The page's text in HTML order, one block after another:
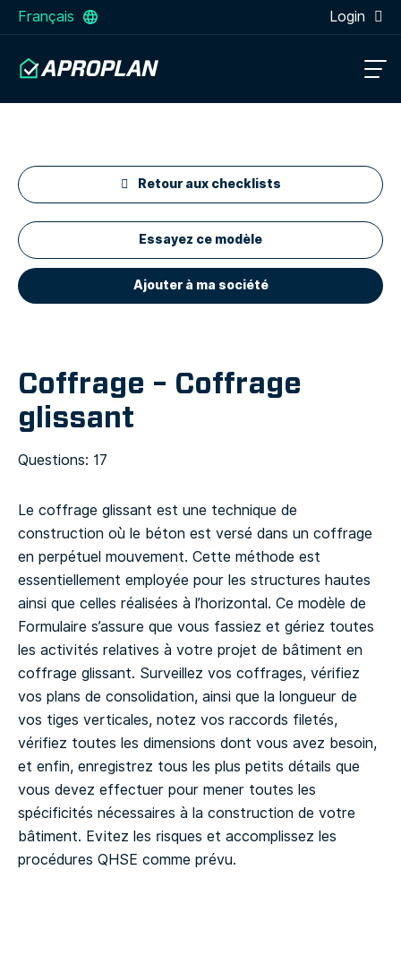
Français Login
Retour aux checklists
Essayez ce modèle
Ajouter à ma société
Coffrage – Coffrage
glissant
Questions: 17
Le coffrage glissant est une technique de
construction où le béton est versé dans un coffrage
en perpétuel mouvement. Cette méthode est
essentiellement employée pour les structures hautes
ainsi que celles réalisées à l’horizontal. Ce modèle de
Formulaire s’assure que vous fassiez et gériez toutes
les activités relatives à votre projet de bâtiment en
coffrage glissant. Surveillez vos coffrages, vérifiez
vos plans de consolidation, ainsi que la longueur de
vos tiges verticales, notez vos raccords filetés,
vérifiez toutes les dimensions dont vous avez besoin,
et enfin, enregistrez tous les plus petits détails que
vous devez effectuer pour mener toutes les
spécificités nécessaires à la construction de votre
bâtiment. Evitez les risques et accomplissez les
procédures QHSE comme prévu.